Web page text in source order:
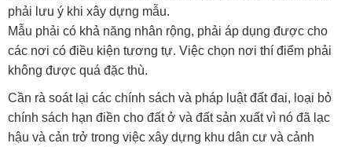
phải lưu ý khi xây dựng mẫu.
Mẫu phải có khả năng nhân rộng, phải áp dụng được cho
các nơi có điều kiện tương tự. Việc chọn nơi thí điểm phải
không được quá đặc thù.
Cần rà soát lại các chính sách và pháp luật đất đai, loại bỏ
chính sách hạn điền cho đất ở và đất sản xuất vì nó đã lạc
hậu và cản trở trong việc xây dựng khu dân cư và cảnh